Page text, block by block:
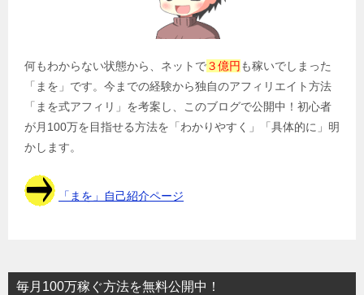
何もわからない状態から、ネットで３億円も稼いでしまった
「まを」です。今までの経験から独自のアフィリエイト方法
「まを式アフィリ」を考案し、このブログで公開中！初心者
が月100万を目指せる方法を「わかりやすく」「具体的に」明
かします。
「まを」自己紹介ページ
毎月100万稼ぐ方法を無料公開中！